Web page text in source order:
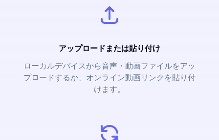
アップロードまたは貼り付け
ローカルデバイスから音声・動画ファイルをアッ
プロードするか、オンライン動画リンクを貼り付
けます。